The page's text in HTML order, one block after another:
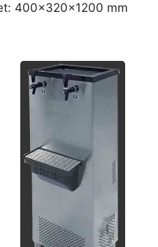
400x320x1200 mm